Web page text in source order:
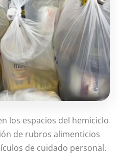
los espacios del hemiciclo
de rubros alimenticios
de cuidado personal.